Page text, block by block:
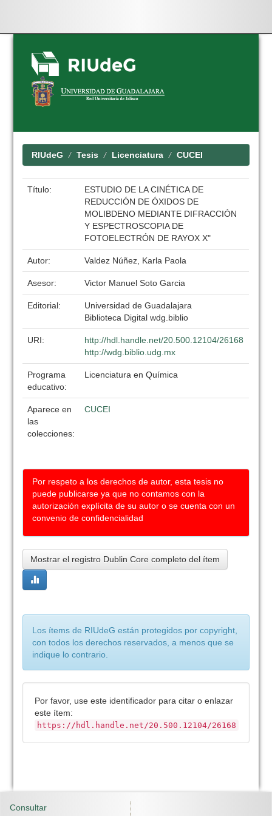
Skip
navigation
RIUdeG Tesis Licenciatura CUCEI
Título:
ESTUDIO DE LA CINÉTICA DE
REDUCCIÓN DE ÓXIDOS DE
MOLIBDENO MEDIANTE DIFRACCIÓN
Y ESPECTROSCOPIA DE
FOTOELECTRÓN DE RAYOX X"
Autor: Valdez Núñez, Karla Paola
Asesor: Victor Manuel Soto Garcia
Editorial:
Universidad de Guadalajara
Biblioteca Digital wdg.biblio
URI:
http://hdl.handle.net/20.500.12104/26168
http://wdg.biblio.udg.mx
Programa
educativo:
Licenciatura en Química
Aparece en
las
colecciones:
CUCEI
Por respeto a los derechos de autor, esta tesis no
puede publicarse ya que no contamos con la
autorización explícita de su autor o se cuenta con un
convenio de confidencialidad
Mostrar el registro Dublin Core completo del ítem
Los ítems de RIUdeG están protegidos por copyright,
con todos los derechos reservados, a menos que se
indique lo contrario.
Por favor, use este identificador para citar o enlazar
este ítem:
https://hdl.handle.net/20.500.12104/26168
Consultar